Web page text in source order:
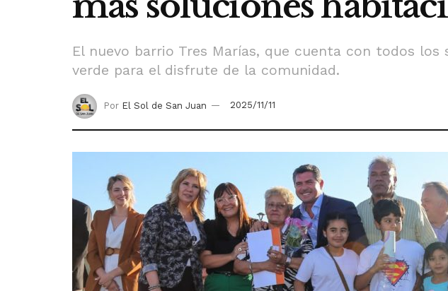
El nuevo barrio Tres Marías, que cuenta con todos
verde para el disfrute de la comunidad.
Por El Sol de San Juan 2025/11/11